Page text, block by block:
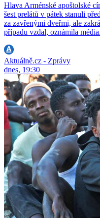
Hlava Arménské apoštolské
šest prelátů v pátek stanuli
za zavřenými dveřmi, ale
případu vzdal, oznámila média.
Aktuálně.cz - Zprávy
dnes, 19:30